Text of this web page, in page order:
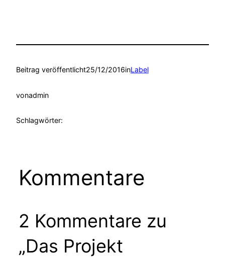
Beitrag veröffentlicht25/12/2016inLabel
vonadmin
Schlagwörter:
Kommentare
2 Kommentare zu
„Das Projekt